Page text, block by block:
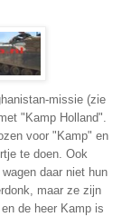
missie (zie
"Kamp Holland".
voor "Kamp" en
te doen. Ook
daar niet hun
maar ze zijn
de heer Kamp is